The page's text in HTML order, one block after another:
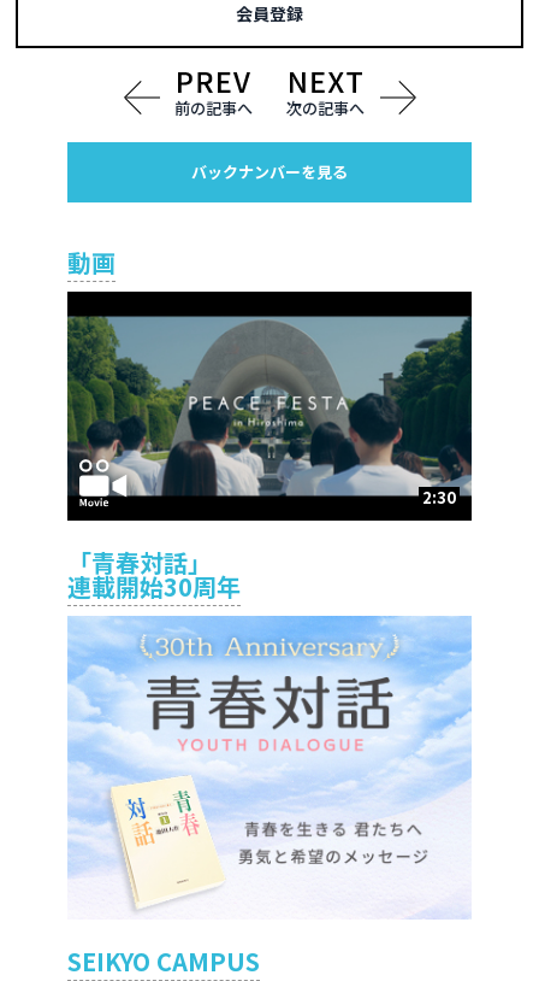
会員登録
前の記事へ 次の記事へ
バックナンバーを見る
動画
2:30
「青春対話」
連載開始30周年
SEIKYO CAMPUS